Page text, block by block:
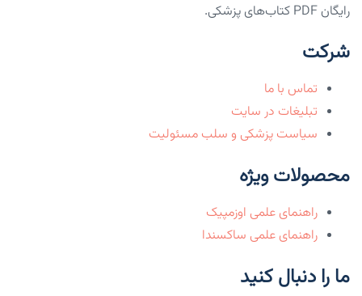
رایگان PDF کتاب‌های پزشکی.
شرکت
تماس با ما
تبلیغات در سایت
سیاست پزشکی و سلب مسئولیت
محصولات ویژه
راهنمای علمی اوزمپیک
راهنمای علمی ساکسندا
ما را دنبال کنید